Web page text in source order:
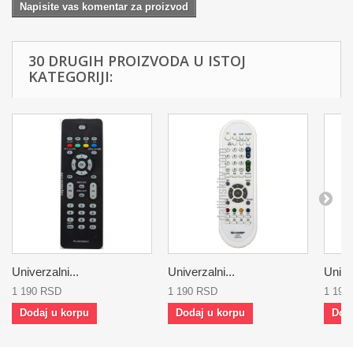
Napisite vas komentar za proizvod
30 DRUGIH PROIZVODA U ISTOJ
KATEGORIJI:
Univerzalni...
1 190 RSD
Dodaj u korpu
Univerzalni...
1 190 RSD
Dodaj u korpu
1 190